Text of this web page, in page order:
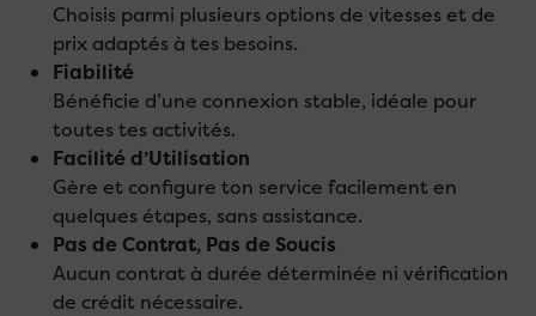
Choisis parmi plusieurs options de vitesses et de
prix adaptés à tes besoins.
Fiabilité
Bénéficie d’une connexion stable, idéale pour
toutes tes activités.
Facilité d’Utilisation
Gère et configure ton service facilement en
quelques étapes, sans assistance.
Pas de Contrat, Pas de Soucis
Aucun contrat à durée déterminée ni vérification
de crédit nécessaire.